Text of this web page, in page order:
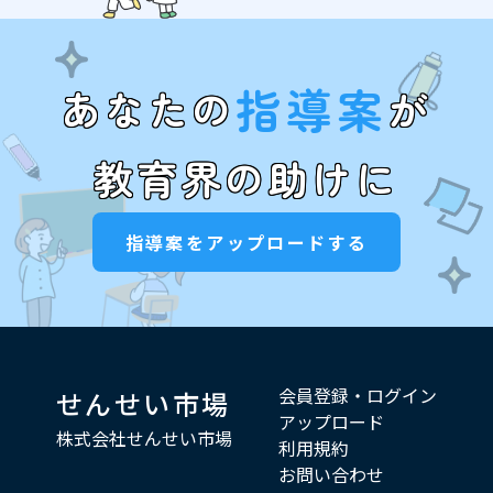
あなたの指導案が
教育界の助けに
指導案をアップロードする
せんせい市場
株式会社せんせい市場
会員登録・ログイン
アップロード
利用規約
お問い合わせ